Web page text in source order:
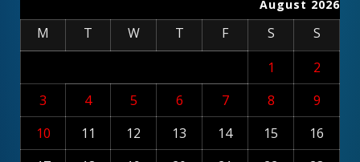
August 2026
M T W T F S
S
1
2
3
4 5 6 7 8
9
10
11 12 13 14 15
16